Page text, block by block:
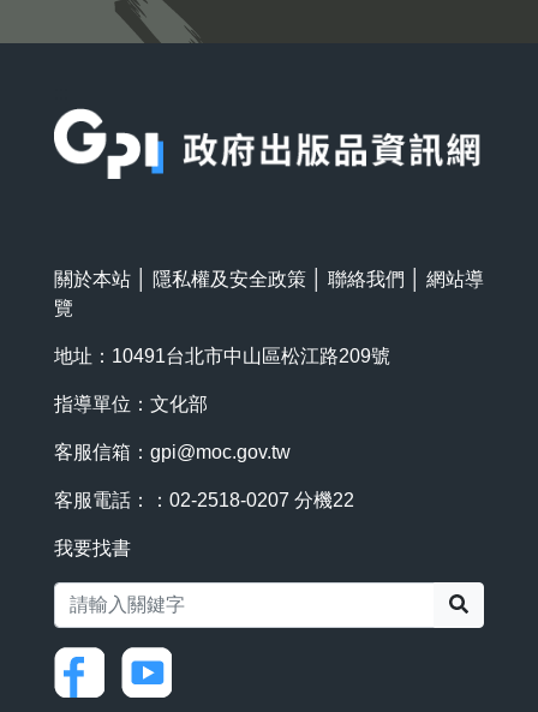
關於本站 隱私權及安全政策 聯絡我們
網站導
覽
地址：10491台北市中山區松江路209號
指導單位：文化部
客服信箱： gpi@moc.gov.tw
客服電話：：02-2518-0207 分機22
我要找書